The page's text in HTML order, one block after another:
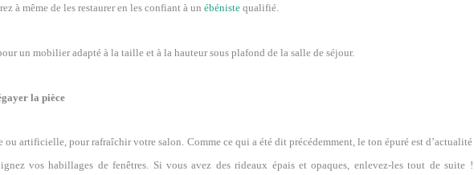
à même de les restaurer en les confiant à un ébénistequalifié.
un mobilier adapté à la taille et à la hauteur sous plafond de la salle de séjour.
la pièce
ou artificielle, pour rafraîchir votre salon. Comme ce qui a été dit précédemment, le ton épuré est d’actualité
vos habillages de fenêtres. Si vous avez des rideaux épais et opaques, enlevez-les tout de suite !